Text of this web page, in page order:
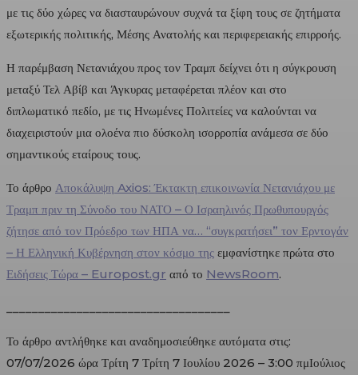
με τις δύο χώρες να διασταυρώνουν συχνά τα ξίφη τους σε ζητήματα
εξωτερικής πολιτικής, Μέσης Ανατολής και περιφερειακής επιρροής.
Η παρέμβαση Νετανιάχου προς τον Τραμπ δείχνει ότι η σύγκρουση
μεταξύ Τελ Αβίβ και Άγκυρας μεταφέρεται πλέον και στο
διπλωματικό πεδίο, με τις Ηνωμένες Πολιτείες να καλούνται να
διαχειριστούν μια ολοένα πιο δύσκολη ισορροπία ανάμεσα σε δύο
σημαντικούς εταίρους τους.
Το άρθρο Αποκάλυψη Axios: Έκτακτη επικοινωνία Νετανιάχου με
Τραμπ πριν τη Σύνοδο του ΝΑΤΟ – Ο Ισραηλινός Πρωθυπουργός
ζήτησε από τον Πρόεδρο των ΗΠΑ να… “συγκρατήσει” τον Ερντογάν
– Η Ελληνική Κυβέρνηση στον κόσμο της εμφανίστηκε πρώτα στο
Ειδήσεις Τώρα – Europost.gr από το NewsRoom.
Το άρθρο αντλήθηκε και αναδημοσιεύθηκε αυτόματα στις:
07/07/2026 ώρα Τρίτη 7 Τρίτη 7 Ιουλίου 2026 – 3:00 πμΙούλιος